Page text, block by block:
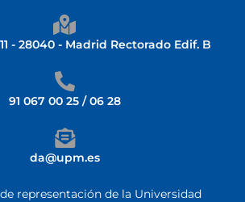
- 28040 - Madrid Rectorado Edif. B
91 067 00 25 / 06 28
da@upm.es
representación de la Universidad